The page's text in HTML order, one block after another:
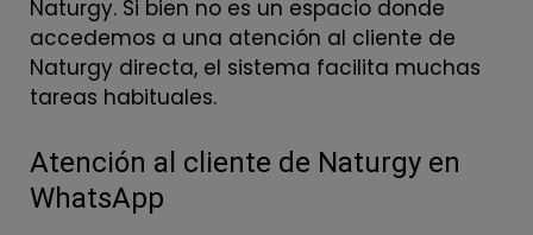
Naturgy. Si bien no es un espacio donde
accedemos a una atención al cliente de
Naturgy directa, el sistema facilita muchas
tareas habituales.
Atención al cliente de Naturgy en
WhatsApp